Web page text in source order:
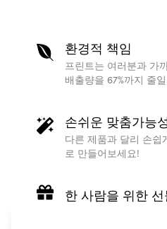
환경적 책임
프린트는 여러분과 가
배출량을 67%까지 줄
손쉬운 맞춤가능
다른 제품과 달리 손
로 만들어보세요!
한 사람을 위한 선
고품질의 주문 인쇄